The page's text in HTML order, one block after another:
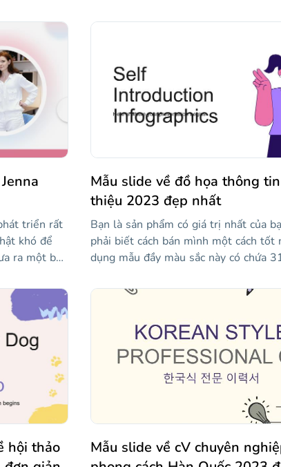
Hãy để
bạn mới với
sở thích
hoàn
được tùy
tươi sáng, hình minh họa thân thiện
từ trẻ em. Và một khi bạn thêm ý
riêng mình, nó có thể là một bệ
để khiến họ cởi mở về họ là ai, họ
hơn thế nữa!
triển rất
khó để
ra một bài
trách nhiệm
bạn làm
hơn, hãy
tròn và
đầy màu
ví dụ
Mẫu slide về đồ họa thông
thiệu 2023 đẹp nhất
Bạn là sản phẩm có giá trị nhất của
phải biết cách bán mình một cách tốt
dụng mẫu đầy màu sắc này có chứa
thiệu bản thân. Bạn sẽ tìm thấy các
điểm yếu của bạn, phẩm chất của bạn,
nghiệm chuyên môn và nhiều chủ đề
về bạn. Bất kể mục tiêu của bạn là gì
giới thiệu bản thân này, chúng tôi chắc
này, bạn sẽ vượt quá mọi mong đợi
Tải chúng xuống ngay bây giờ!
hội thảo
Mẫu slide về cV chuyên